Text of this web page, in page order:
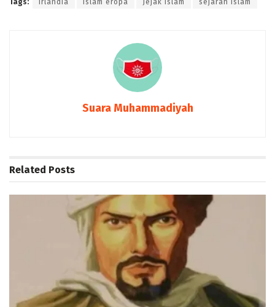
Tags: Irlandia islam eropa Jejak Islam sejarah islam
Suara Muhammadiyah
Related Posts